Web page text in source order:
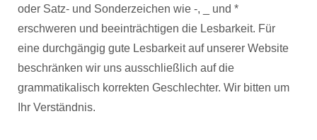
oder Satz- und Sonderzeichen wie -, _ und *
erschweren und beeinträchtigen die Lesbarkeit. Für
eine durchgängig gute Lesbarkeit auf unserer Website
beschränken wir uns ausschließlich auf die
grammatikalisch korrekten Geschlechter. Wir bitten um
Ihr Verständnis.